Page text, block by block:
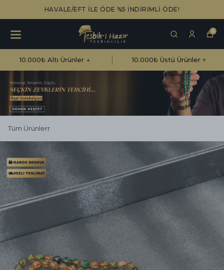
HAVALE/EFT İLE ÖDE %5 İNDİRİMLİ ÖDE!
0
10.000₺ Altı Ürünler ↓ 10.000₺ Üstü Ürünler ↑
Tüm Ürünlerr